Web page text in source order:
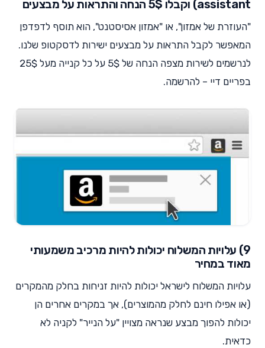
assistant) וקבלו 5$ הנחה והתראות על מבצעים
"העוזרת של אמזון", או "אמזון אסיסטנט", הוא תוסף לדפדפן
המאפשר לקבל התראות על מבצעים ישירות לדסקטופ שלנו.
לנרשמים לשירות מצפה הנחה של 5$ על כל קנייה מעל 25$
בפריים דיי – להרשמה.
9) עלויות המשלוח יכולות להיות מרכיב משמעותי
מאוד במחיר
עלויות המשלוח לישראל יכולות להיות זניחות בחלק מהמקרים
(או אפילו חינם לחלק מהמוצרים), אך במקרים אחרים הן
יכולות להפוך מבצע שנראה מצויין "על הנייר" לקניה לא
כדאית.